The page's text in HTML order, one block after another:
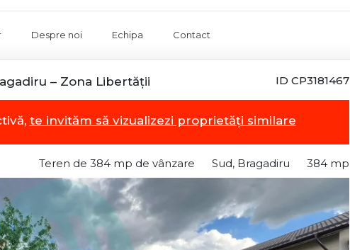
Despre noi Echipa Contact
ID CP3181467
– Zona Libertății
te invităm să vizualizezi proprietăți similare
Teren de 384 mp de vânzare Sud, Bragadiru 384 mp